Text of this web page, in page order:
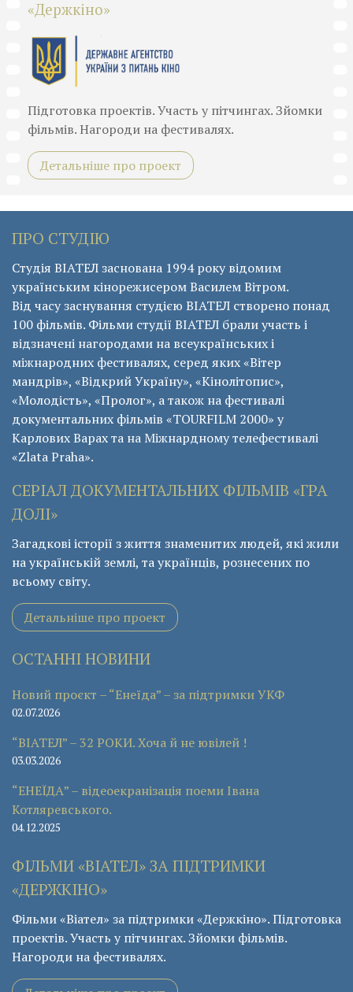
«Держкіно»
Підготовка проектів. Участь у пітчингах. Зйомки
фільмів. Нагороди на фестивалях.
Детальніше про проект
ПРО СТУДІЮ
Студія ВІАТЕЛ заснована 1994 року відомим
українським кінорежисером Василем Вітром.
Від часу заснування студією ВІАТЕЛ створено понад
100 фільмів. Фільми студії ВІАТЕЛ брали участь і
відзначені нагородами на всеукраїнських і
міжнародних фестивалях, серед яких «Вітер
мандрів», «Відкрий Україну», «Кінолітопис»,
«Молодість», «Пролог», а також на фестивалі
документальних фільмів «ТОURFILM 2000» у
Карлових Варах та на Міжнардному телефестивалі
«Zlata Praha».
СЕРІАЛ ДОКУМЕНТАЛЬНИХ ФІЛЬМІВ «ГРА
ДОЛІ»
Загадкові історії з життя знаменитих людей, які жили
на українській землі, та українців, рознесених по
всьому світу.
Детальніше про проект
ОСТАННІ НОВИНИ
Новий проєкт – “Енеїда” – за підтримки УКФ
02.07.2026
“ВІАТЕЛ” – 32 РОКИ. Хоча й не ювілей !
03.03.2026
“ЕНЕЇДА” – відеоекранізація поеми Івана
Котляревського.
04.12.2025
ФІЛЬМИ «ВІАТЕЛ» ЗА ПІДТРИМКИ
«ДЕРЖКІНО»
Фільми «Віател» за підтримки «Держкіно». Підготовка
проектів. Участь у пітчингах. Зйомки фільмів.
Нагороди на фестивалях.